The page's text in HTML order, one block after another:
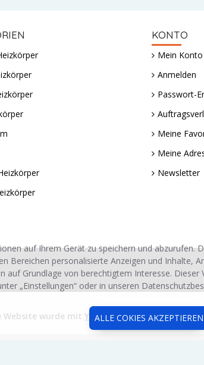
KONTO
Mein Konto
Anmelden
Passwort-
Meine
Meine
Newsletter
Website wurde mitYoyobi Soft® Advanced E-
ALLE COKIES AKZEPTIEREN
auf Ihrem Gerät zu speichern und abzurufen.
Bereichen personalisierte Anzeigen und Inhalte,
auf Grundlage von berechtigtem Interesse.
„Einstellungen“ oder in unseren